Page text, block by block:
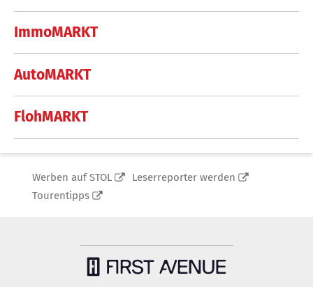
ImmoMARKT
AutoMARKT
FlohMARKT
Werben auf STOL
Leserreporter werden
Tourentipps